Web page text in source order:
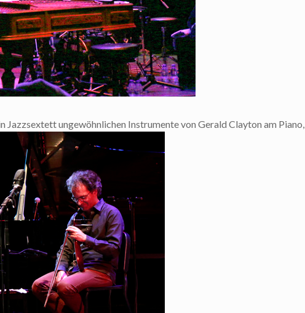
Jazzsextett ungewöhnlichen Instrumente von Gerald Clayton am Piano,